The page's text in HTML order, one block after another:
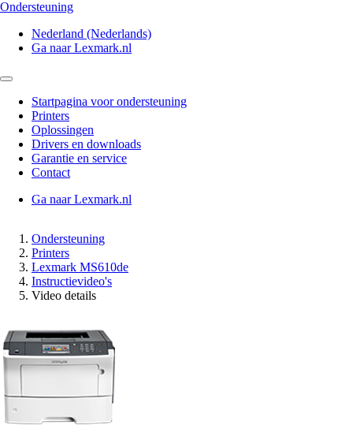
Ondersteuning
Nederland (Nederlands)
Ga naar Lexmark.nl
Startpagina voor ondersteuning
Printers
Oplossingen
Drivers en downloads
Garantie en service
Contact
Ga naar Lexmark.nl
Ondersteuning
Printers
Lexmark MS610de
Instructievideo's
Video details